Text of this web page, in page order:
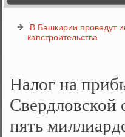
В Башкирии проведут
капстроительства
Налог на
Свердловской
пять